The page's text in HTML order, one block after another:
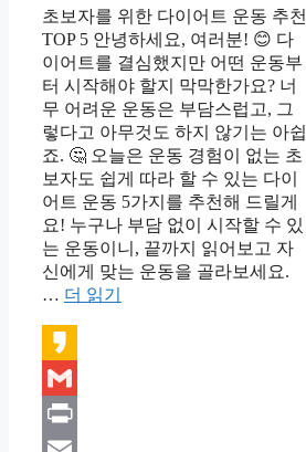
초보자를 위한 다이어트 운동 추천
TOP 5 안녕하세요, 여러분! 😊 다
이어트를 결심했지만 어떤 운동부
터 시작해야 할지 막막한가요? 너
무 어려운 운동은 부담스럽고, 그
렇다고 아무것도 하지 않기는 아쉽
죠. 🤔 오늘은 운동 경험이 없는 초
보자도 쉽게 따라 할 수 있는 다이
어트 운동 5가지를 추천해 드릴게
요! 누구나 부담 없이 시작할 수 있
는 운동이니, 끝까지 읽어보고 자
신에게 맞는 운동을 골라보세요.
… 더 읽기
Kakao
Gmail
Print